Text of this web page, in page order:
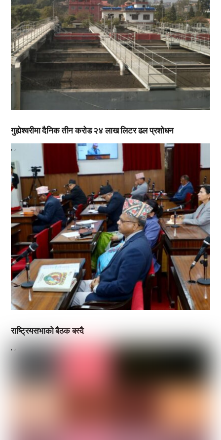
गुह्येश्वरीमा दैनिक तीन करोड २४ लाख लिटर ढल प्रशोधन
राष्ट्रियसभाको बैठक बस्दै
, ,